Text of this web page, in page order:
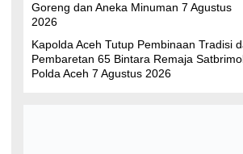
Goreng dan Aneka Minuman 7 Agustus
2026
Kapolda Aceh Tutup Pembinaan Tradisi
Pembaretan 65 Bintara Remaja
Polda Aceh 7 Agustus 2026